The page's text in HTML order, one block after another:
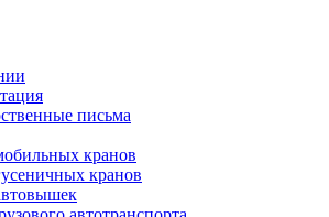
письма
кранов
кранов